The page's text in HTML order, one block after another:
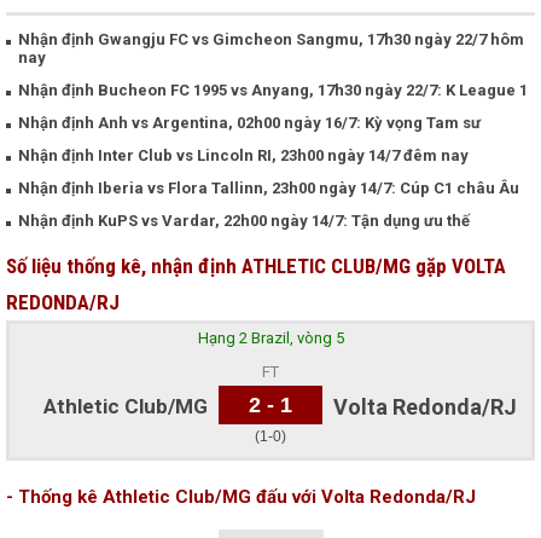
Nhận định Gwangju FC vs Gimcheon Sangmu, 17h30 ngày 22/7 hôm
nay
Nhận định Bucheon FC 1995 vs Anyang, 17h30 ngày 22/7: K League 1
Nhận định Anh vs Argentina, 02h00 ngày 16/7: Kỳ vọng Tam sư
Nhận định Inter Club vs Lincoln RI, 23h00 ngày 14/7 đêm nay
Nhận định Iberia vs Flora Tallinn, 23h00 ngày 14/7: Cúp C1 châu Âu
Nhận định KuPS vs Vardar, 22h00 ngày 14/7: Tận dụng ưu thế
Số liệu thống kê, nhận định ATHLETIC CLUB/MG gặp VOLTA
REDONDA/RJ
Hạng 2 Brazil, vòng 5
Athletic Club/MG
FT
2 - 1
(1-0)
Volta Redonda/RJ
- Thống kê Athletic Club/MG đấu với Volta Redonda/RJ